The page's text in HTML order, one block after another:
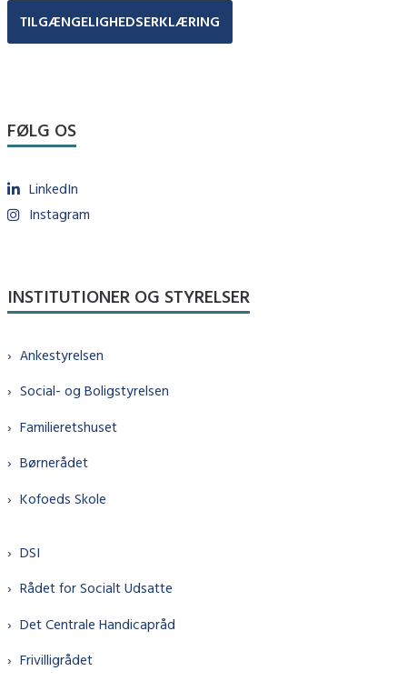
TILGÆNGELIGHEDSERKLÆRING
FØLG OS
LinkedIn
Instagram
INSTITUTIONER OG STYRELSER
Ankestyrelsen
Social- og Boligstyrelsen
Familieretshuset
Børnerådet
Kofoeds Skole
DSI
Rådet for Socialt Udsatte
Det Centrale Handicapråd
Frivilligrådet